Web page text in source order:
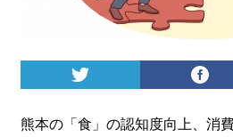
ログイン
熊本の「食」の認知度向上、消